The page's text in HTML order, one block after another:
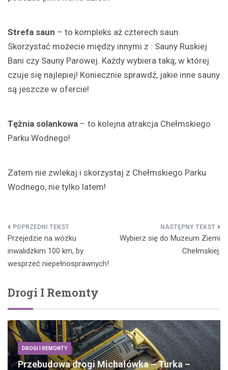
Strefa saun – to kompleks aż czterech saun.
Skorzystać możecie między innymi z : Sauny Ruskiej
Bani czy Sauny Parowej. Każdy wybiera taką, w której
czuje się najlepiej! Koniecznie sprawdź, jakie inne sauny
są jeszcze w ofercie!
Tężnia solankowa – to kolejna atrakcja Chełmskiego
Parku Wodnego!
Zatem nie zwlekaj i skorzystaj z Chełmskiego Parku
Wodnego, nie tylko latem!
Nawigacja
wpisu
Przejedzie na wózku
inwalidzkim 100 km, by
wesprzeć niepełnosprawnych!
Wybierz się do Muzeum Ziemi
Chełmskiej.
Drogi I Remonty
DROGI I REMONTY
Przebudowa drogi Michałówka – Turka –